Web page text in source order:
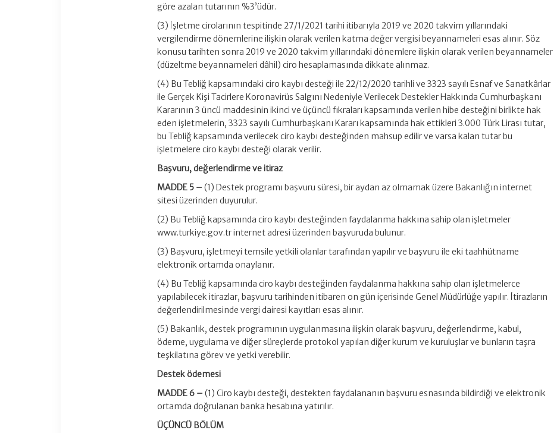
göre azalan tutarının %3’üdür.
(3) İşletme cirolarının tespitinde 27/1/2021 tarihi itibarıyla 2019 ve 2020 takvim yıllarındaki
vergilendirme dönemlerine ilişkin olarak verilen katma değer vergisi beyannameleri esas alınır. Söz
konusu tarihten sonra 2019 ve 2020 takvim yıllarındaki dönemlere ilişkin olarak verilen beyannameler
(düzeltme beyannameleri dâhil) ciro hesaplamasında dikkate alınmaz.
(4) Bu Tebliğ kapsamındaki ciro kaybı desteği ile 22/12/2020 tarihli ve 3323 sayılı Esnaf ve Sanatkârlar
ile Gerçek Kişi Tacirlere Koronavirüs Salgını Nedeniyle Verilecek Destekler Hakkında Cumhurbaşkanı
Kararının 3 üncü maddesinin ikinci ve üçüncü fıkraları kapsamında verilen hibe desteğini birlikte hak
eden işletmelerin, 3323 sayılı Cumhurbaşkanı Kararı kapsamında hak ettikleri 3.000 Türk Lirası tutar,
bu Tebliğ kapsamında verilecek ciro kaybı desteğinden mahsup edilir ve varsa kalan tutar bu
işletmelere ciro kaybı desteği olarak verilir.
Başvuru, değerlendirme ve itiraz
MADDE 5 –(1) Destek programı başvuru süresi, bir aydan az olmamak üzere Bakanlığın internet
sitesi üzerinden duyurulur.
(2) Bu Tebliğ kapsamında ciro kaybı desteğinden faydalanma hakkına sahip olan işletmeler
www.turkiye.gov.tr internet adresi üzerinden başvuruda bulunur.
(3) Başvuru, işletmeyi temsile yetkili olanlar tarafından yapılır ve başvuru ile eki taahhütname
elektronik ortamda onaylanır.
(4) Bu Tebliğ kapsamında ciro kaybı desteğinden faydalanma hakkına sahip olan işletmelerce
yapılabilecek itirazlar, başvuru tarihinden itibaren on gün içerisinde Genel Müdürlüğe yapılır. İtirazların
değerlendirilmesinde vergi dairesi kayıtları esas alınır.
(5) Bakanlık, destek programının uygulanmasına ilişkin olarak başvuru, değerlendirme, kabul,
ödeme, uygulama ve diğer süreçlerde protokol yapılan diğer kurum ve kuruluşlar ve bunların taşra
teşkilatına görev ve yetki verebilir.
Destek ödemesi
MADDE 6 –(1) Ciro kaybı desteği, destekten faydalananın başvuru esnasında bildirdiği ve elektronik
ortamda doğrulanan banka hesabına yatırılır.
ÜÇÜNCÜ BÖLÜM